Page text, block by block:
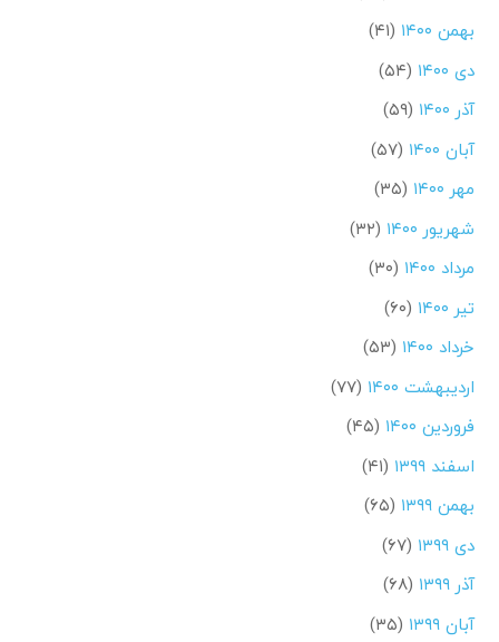
بهمن ۱۴۰۰
(۴۱)
دی ۱۴۰۰
(۵۴)
آذر ۱۴۰۰
(۵۹)
آبان ۱۴۰۰
(۵۷)
مهر ۱۴۰۰
(۳۵)
شهریور ۱۴۰۰
(۳۲)
مرداد ۱۴۰۰
(۳۰)
تیر ۱۴۰۰
(۶۰)
خرداد ۱۴۰۰
(۵۳)
اردیبهشت ۱۴۰۰
(۷۷)
فروردین ۱۴۰۰
(۴۵)
اسفند ۱۳۹۹
(۴۱)
بهمن ۱۳۹۹
(۶۵)
دی ۱۳۹۹
(۶۷)
آذر ۱۳۹۹
(۶۸)
آبان ۱۳۹۹
(۳۵)